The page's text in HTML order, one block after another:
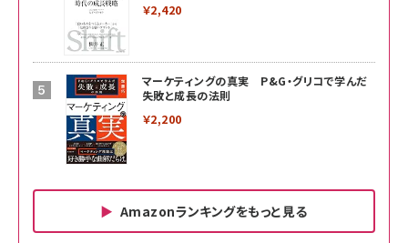
￥2,420
マーケティングの真実 P&G・グリコで学んだ
失敗と成長の法則
￥2,200
Amazonランキングをもっと見る